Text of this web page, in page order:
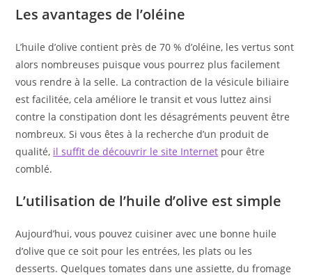
Les avantages de l’oléine
L’huile d’olive contient près de 70 % d’oléine, les vertus sont
alors nombreuses puisque vous pourrez plus facilement
vous rendre à la selle. La contraction de la vésicule biliaire
est facilitée, cela améliore le transit et vous luttez ainsi
contre la constipation dont les désagréments peuvent être
nombreux. Si vous êtes à la recherche d’un produit de
qualité, il suffit de découvrir le site Internet pour être
comblé.
L’utilisation de l’huile d’olive est simple
Aujourd’hui, vous pouvez cuisiner avec une bonne huile
d’olive que ce soit pour les entrées, les plats ou les
desserts. Quelques tomates dans une assiette, du fromage